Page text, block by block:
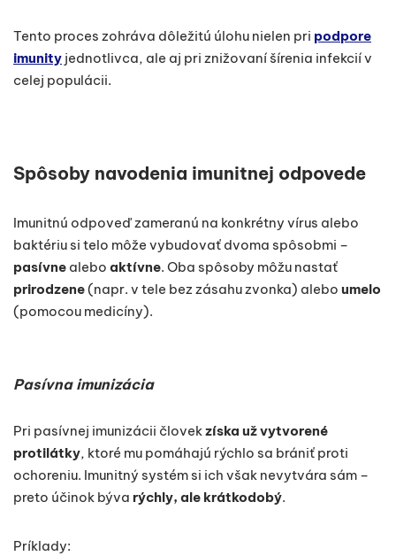
Tento proces zohráva dôležitú úlohu nielen pri podpore
imunity jednotlivca, ale aj pri znižovaní šírenia infekcií v
celej populácii.
Spôsoby navodenia imunitnej odpovede
Imunitnú odpoveď zameranú na konkrétny vírus alebo
baktériu si telo môže vybudovať dvoma spôsobmi –
pasívne alebo aktívne. Oba spôsoby môžu nastať
prirodzene(napr. v tele bez zásahu zvonka) alebo umelo
(pomocou medicíny).
Pasívna imunizácia
Pri pasívnej imunizácii človekzíska už vytvorené
protilátky, ktoré mu pomáhajú rýchlo sa brániť proti
ochoreniu. Imunitný systém si ich však nevytvára sám –
preto účinok býva rýchly, ale krátkodobý.
Príklady: